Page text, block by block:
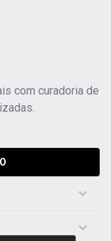
com curadoria de